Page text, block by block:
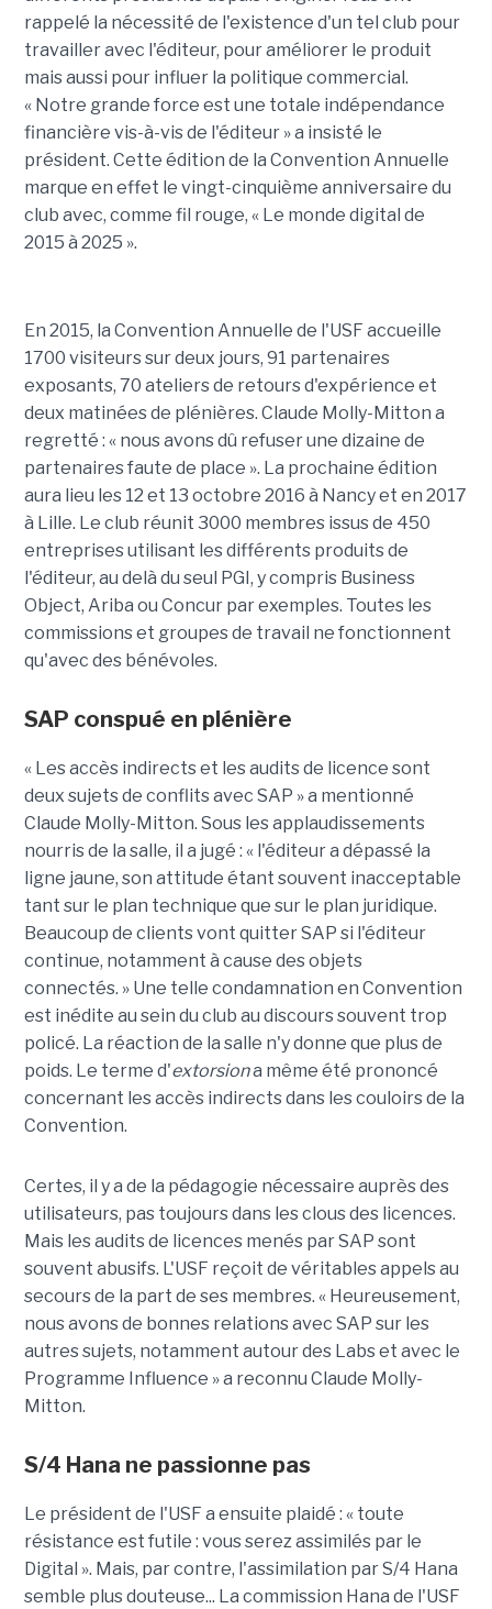
rappelé la nécessité de l'existence d'un tel club pour
travailler avec l'éditeur, pour améliorer le produit
mais aussi pour influer la politique commercial.
« Notre grande force est une totale indépendance
financière vis-à-vis de l'éditeur » a insisté le
président. Cette édition de la Convention Annuelle
marque en effet le vingt-cinquième anniversaire du
club avec, comme fil rouge, « Le monde digital de
2015 à 2025 ».
En 2015, la Convention Annuelle de l'USF accueille
1700 visiteurs sur deux jours, 91 partenaires
exposants, 70 ateliers de retours d'expérience et
deux matinées de plénières. Claude Molly-Mitton a
regretté : « nous avons dû refuser une dizaine de
partenaires faute de place ». La prochaine édition
aura lieu les 12 et 13 octobre 2016 à Nancy et en 2017
à Lille. Le club réunit 3000 membres issus de 450
entreprises utilisant les différents produits de
l'éditeur, au delà du seul PGI, y compris Business
Object, Ariba ou Concur par exemples. Toutes les
commissions et groupes de travail ne fonctionnent
qu'avec des bénévoles.
SAP conspué en plénière
« Les accès indirects et les audits de licence sont
deux sujets de conflits avec SAP » a mentionné
Claude Molly-Mitton. Sous les applaudissements
nourris de la salle, il a jugé : « l'éditeur a dépassé la
ligne jaune, son attitude étant souvent inacceptable
tant sur le plan technique que sur le plan juridique.
Beaucoup de clients vont quitter SAP si l'éditeur
continue, notamment à cause des objets
connectés. » Une telle condamnation en Convention
est inédite au sein du club au discours souvent trop
policé. La réaction de la salle n'y donne que plus de
poids. Le terme d'extorsiona même été prononcé
concernant les accès indirects dans les couloirs de la
Convention.
Certes, il y a de la pédagogie nécessaire auprès des
utilisateurs, pas toujours dans les clous des licences.
Mais les audits de licences menés par SAP sont
souvent abusifs. L'USF reçoit de véritables appels au
secours de la part de ses membres. « Heureusement,
nous avons de bonnes relations avec SAP sur les
autres sujets, notamment autour des Labs et avec le
Programme Influence » a reconnu Claude Molly-
Mitton.
S/4 Hana ne passionne pas
Le président de l'USF a ensuite plaidé : « toute
résistance est futile : vous serez assimilés par le
Digital ». Mais, par contre, l'assimilation par S/4 Hana
semble plus douteuse... La commission Hana de l'USF